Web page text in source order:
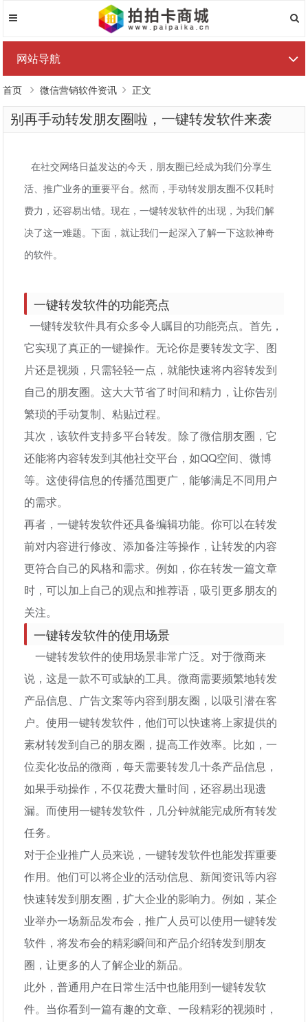
网站导航
首页 微信营销软件资讯 正文
别再手动转发朋友圈啦，一键转发软件来袭
在社交网络日益发达的今天，朋友圈已经成为我们分享生
活、推广业务的重要平台。然而，手动转发朋友圈不仅耗时
费力，还容易出错。现在，一键转发软件的出现，为我们解
决了这一难题。下面，就让我们一起深入了解一下这款神奇
的软件。
一键转发软件的功能亮点
一键转发软件具有众多令人瞩目的功能亮点。首先，
它实现了真正的一键操作。无论你是要转发文字、图
片还是视频，只需轻轻一点，就能快速将内容转发到
自己的朋友圈。这大大节省了时间和精力，让你告别
繁琐的手动复制、粘贴过程。
其次，该软件支持多平台转发。除了微信朋友圈，它
还能将内容转发到其他社交平台，如QQ空间、微博
等。这使得信息的传播范围更广，能够满足不同用户
的需求。
再者，一键转发软件还具备编辑功能。你可以在转发
前对内容进行修改、添加备注等操作，让转发的内容
更符合自己的风格和需求。例如，你在转发一篇文章
时，可以加上自己的观点和推荐语，吸引更多朋友的
关注。
一键转发软件的使用场景
一键转发软件的使用场景非常广泛。对于微商来
说，这是一款不可或缺的工具。微商需要频繁地转发
产品信息、广告文案等内容到朋友圈，以吸引潜在客
户。使用一键转发软件，他们可以快速将上家提供的
素材转发到自己的朋友圈，提高工作效率。比如，一
位卖化妆品的微商，每天需要转发几十条产品信息，
如果手动操作，不仅花费大量时间，还容易出现遗
漏。而使用一键转发软件，几分钟就能完成所有转发
任务。
对于企业推广人员来说，一键转发软件也能发挥重要
作用。他们可以将企业的活动信息、新闻资讯等内容
快速转发到朋友圈，扩大企业的影响力。例如，某企
业举办一场新品发布会，推广人员可以使用一键转发
软件，将发布会的精彩瞬间和产品介绍转发到朋友
圈，让更多的人了解企业的新品。
此外，普通用户在日常生活中也能用到一键转发软
件。当你看到一篇有趣的文章、一段精彩的视频时，